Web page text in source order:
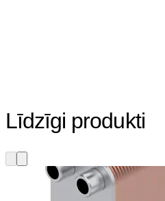
Līdzīgi produkti